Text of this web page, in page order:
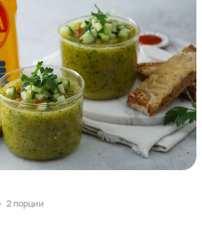
2 порции